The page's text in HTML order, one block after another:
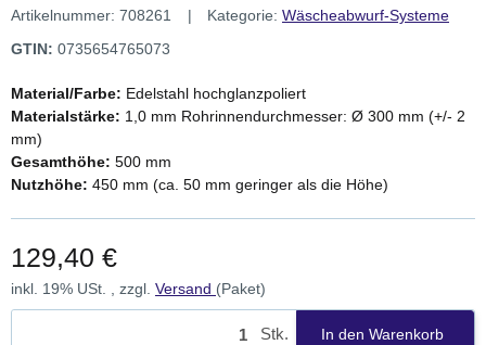
Artikelnummer: 708261 Kategorie: Wäscheabwurf-Systeme
GTIN: 0735654765073
Material/Farbe: Edelstahl hochglanzpoliert
Materialstärke: 1,0 mm Rohrinnendurchmesser: Ø 300 mm (+/- 2
mm)
Gesamthöhe: 500 mm
Nutzhöhe: 450 mm (ca. 50 mm geringer als die Höhe)
129,40 €
inkl. 19% USt. , zzgl. Versand (Paket)
Stk. In den Warenkorb